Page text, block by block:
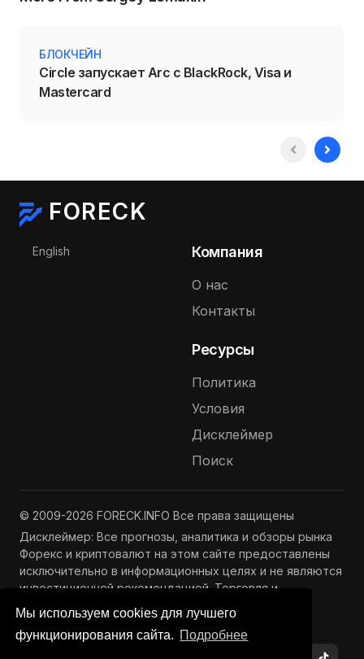
Мы используем cookies для лучшего
функционирования сайта. Подробнее
БЛОКЧЕЙН
Circle запускает Arc с BlackRock, Visa и
Mastercard
FORECK
Выберите язык
English Компания
О нас
Контакты
Ресурсы
Политика
Условия
Дисклеймер
Поиск
© 2009-2026 FORECK.INFO Все права защищены
Дисклеймер: Все прогнозы, аналитика и обзоры рынка
Форекс и криптовалют на этом сайте предоставлены
исключительно в информационных целях и не являются
инвестиционной рекомендацией. Торговля и
инвестиции связаны с риском потери капитала.
Подробнее —Полный дисклеймер